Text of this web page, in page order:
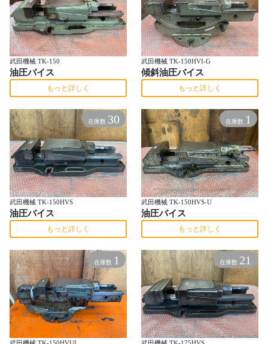
武田機械 TK-150
油圧バイス
もっと詳しく
武田機械 TK-150HVI-G
傾斜油圧バイス
もっと詳しく
在庫数 30
武田機械 TK-150HVS
油圧バイス
もっと詳しく
在庫数 1
武田機械 TK-150HVS-U
油圧バイス
もっと詳しく
在庫数 1 在庫数 21